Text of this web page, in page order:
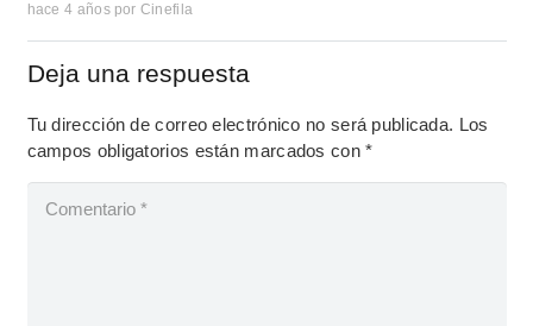
hace 4 años por Cinefila
Deja una respuesta
Tu dirección de correo electrónico no será publicada. Los
campos obligatorios están marcados con*